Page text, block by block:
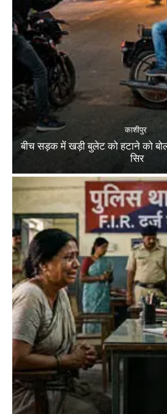
काशीपुर
बीच सड़क में खड़ी बुलेट को हटाने को
सिर